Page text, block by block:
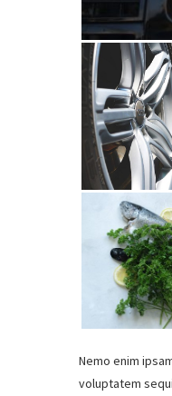
Nemo enim
voluptatem